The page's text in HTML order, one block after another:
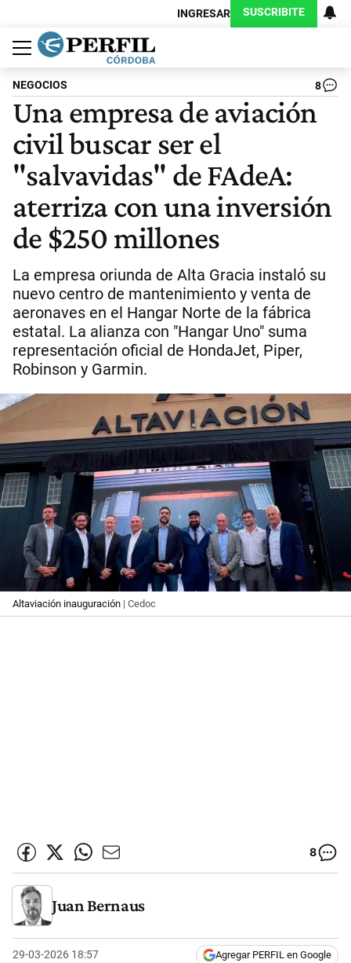
INGRESAR SUSCRIBITE
Política
Economía
Judiciales
Sociedad
Cultura
Espectáculos
Deportes
Protagonistas
NEGOCIOS 8
Una empresa de aviación
civil buscar ser el
"salvavidas" de FAdeA:
aterriza con una inversión
de $250 millones
La empresa oriunda de Alta Gracia instaló su
nuevo centro de mantenimiento y venta de
aeronaves en el Hangar Norte de la fábrica
estatal. La alianza con "Hangar Uno" suma
representación oficial de HondaJet, Piper,
Robinson y Garmin.
Altaviación inauguración | Cedoc
8
Juan Bernaus
29-03-2026 18:57 Agregar PERFIL en Google